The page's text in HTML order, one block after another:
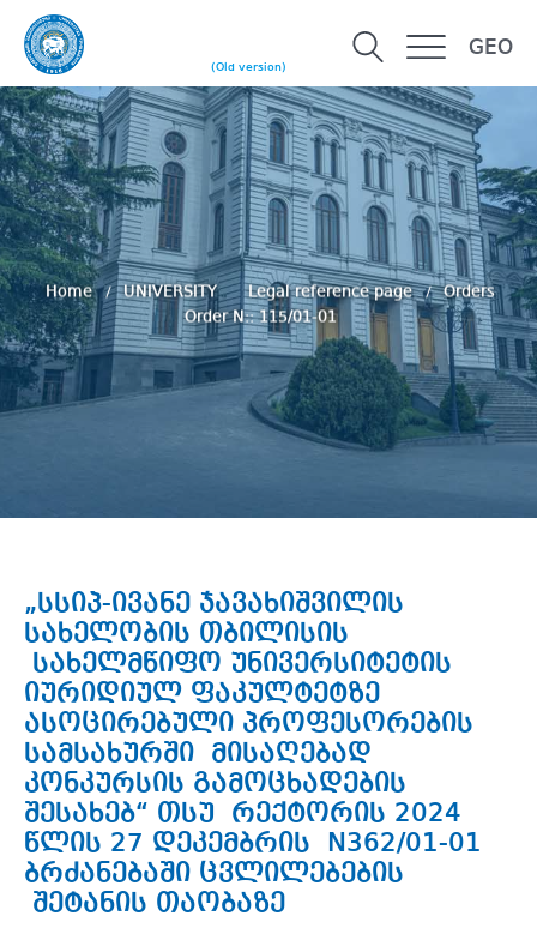
(Old version)
GEO
Home UNIVERSITY Legal reference page
Orders
Order N:: 115/01-01
„სსიპ-ივანე ჯავახიშვილის
სახელობის თბილისის
სახელმწიფო უნივერსიტეტის
იურიდიულ ფაკულტეტზე
ასოცირებული პროფესორების
სამსახურში მისაღებად
კონკურსის გამოცხადების
შესახებ“ თსუ რექტორის 2024
წლის 27 დეკემბრის N362/01-01
ბრძანებაში ცვლილებების
შეტანის თაობაზე